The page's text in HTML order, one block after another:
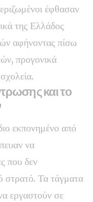
έφθασαν
της Ελλάδος
αφήνοντας πίσω
προγονικά
και το
εκπονημένο από
να
που δεν
στρατό. Τα τάγματα
εργαστούν σε